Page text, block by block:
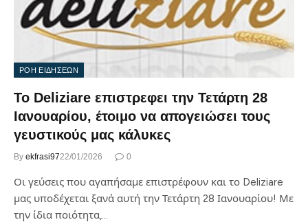
ΡΟΗ ΕΙΔΗΣΕΩΝ
Το Deliziare επιστρεφει την Τετάρτη 28
Ιανουαρίου, έτοιμο να απογειώσει τους
γευστικούς μας κάλυκες
By ekfrasi9722/01/2026 0
Οι γεύσεις που αγαπήσαμε επιστρέφουν και το Deliziare
μας υποδέχεται ξανά αυτή την Τετάρτη 28 Ιανουαρίου! Με
την ίδια ποιότητα,…